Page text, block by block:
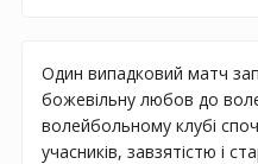
Один випадковий матч
божевільну любов до
волейбольному клубі
учасників, завзятістю і